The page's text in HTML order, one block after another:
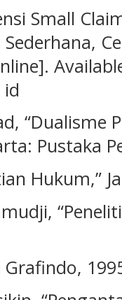
Small
Pustaka
Hukum,”
Grafindo,